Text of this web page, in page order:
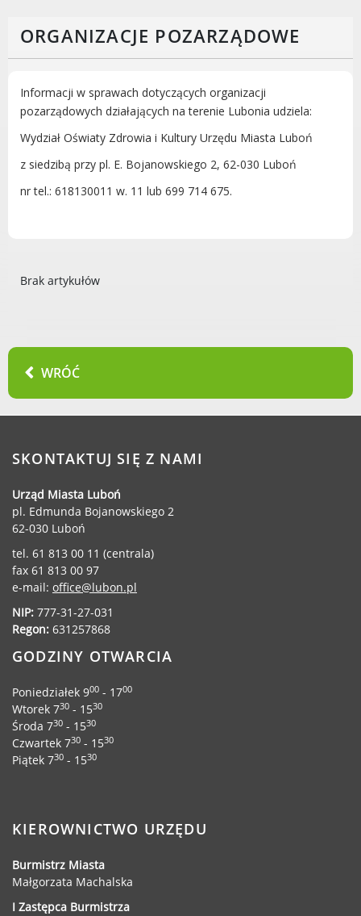
Plaża Miejska przy ul. Rzecznej w
Luboniu
Terminarz spotkań komisji
Niepełnosprawnych
Zakład Ubezpieczeń Społecznych
Poznańska Lokalna Organizacja
Turystyczna
Urząd statystyczny w Poznaniu
Instytut Rozwoju Wsi i Rolnictwa
Polskiej Akademii Nauk
Instytut Skrzynki
Wielkopolski Park Narodowy
Przemysłu Rolno-Spożywczego w
Szreniawie
PTTK
Urząd Skarbowy
KONTAKT
ORGANIZACJE POZARZĄDOWE
Informacji w sprawach dotyczących organizacji
pozarządowych działających na terenie Lubonia udziela:
Wydział Oświaty Zdrowia i Kultury Urzędu Miasta Luboń
z siedzibą przy pl. E. Bojanowskiego 2, 62-030 Luboń
nr tel.: 618130011 w. 11 lub 699 714 675.
Brak artykułów
WRÓĆ
SKONTAKTUJ SIĘ Z NAMI
Urząd Miasta Luboń
pl. Edmunda Bojanowskiego 2
62-030 Luboń
tel. 61 813 00 11 (centrala)
fax 61 813 00 97
e-mail: office@lubon.pl
NIP: 777-31-27-031
Regon: 631257868
GODZINY OTWARCIA
Poniedziałek 900 - 1700
Wtorek 730 - 1530
Środa 730 - 1530
Czwartek 730 - 1530
Piątek 730 - 1530
KIEROWNICTWO URZĘDU
Burmistrz Miasta
Małgorzata Machalska
I Zastępca Burmistrza